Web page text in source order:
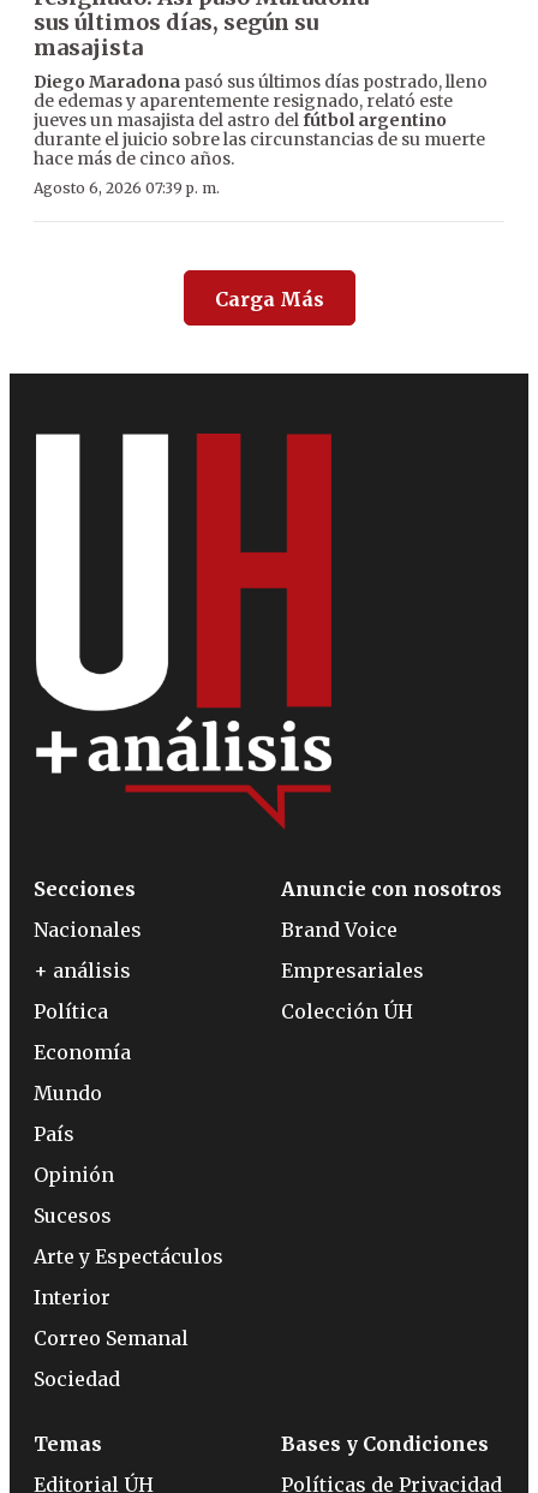
sus últimos días, según su
masajista
Diego Maradona pasó sus últimos días postrado, lleno
de edemas y aparentemente resignado, relató este
jueves un masajista del astro delfútbol argentino
durante el juicio sobre las circunstancias de su muerte
hace más de cinco años.
Agosto 6, 2026 07:39 p. m.
Carga Más
Secciones
Nacionales
+ análisis
Política
Economía
Mundo
País
Opinión
Sucesos
Arte y Espectáculos
Interior
Correo Semanal
Sociedad
Anuncie con nosotros
Brand Voice
Empresariales
Colección ÚH
Temas
Editorial ÚH
Bases y Condiciones
Políticas de Privacidad